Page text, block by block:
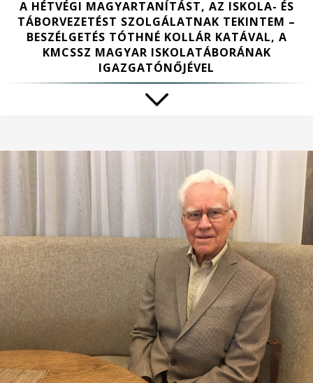
A HÉTVÉGI MAGYARTANÍTÁST, AZ ISKOLA- ÉS
TÁBORVEZETÉST SZOLGÁLATNAK TEKINTEM –
BESZÉLGETÉS TÓTHNÉ KOLLÁR KATÁVAL, A
KMCSSZ MAGYAR ISKOLATÁBORÁNAK
IGAZGATÓNŐJÉVEL